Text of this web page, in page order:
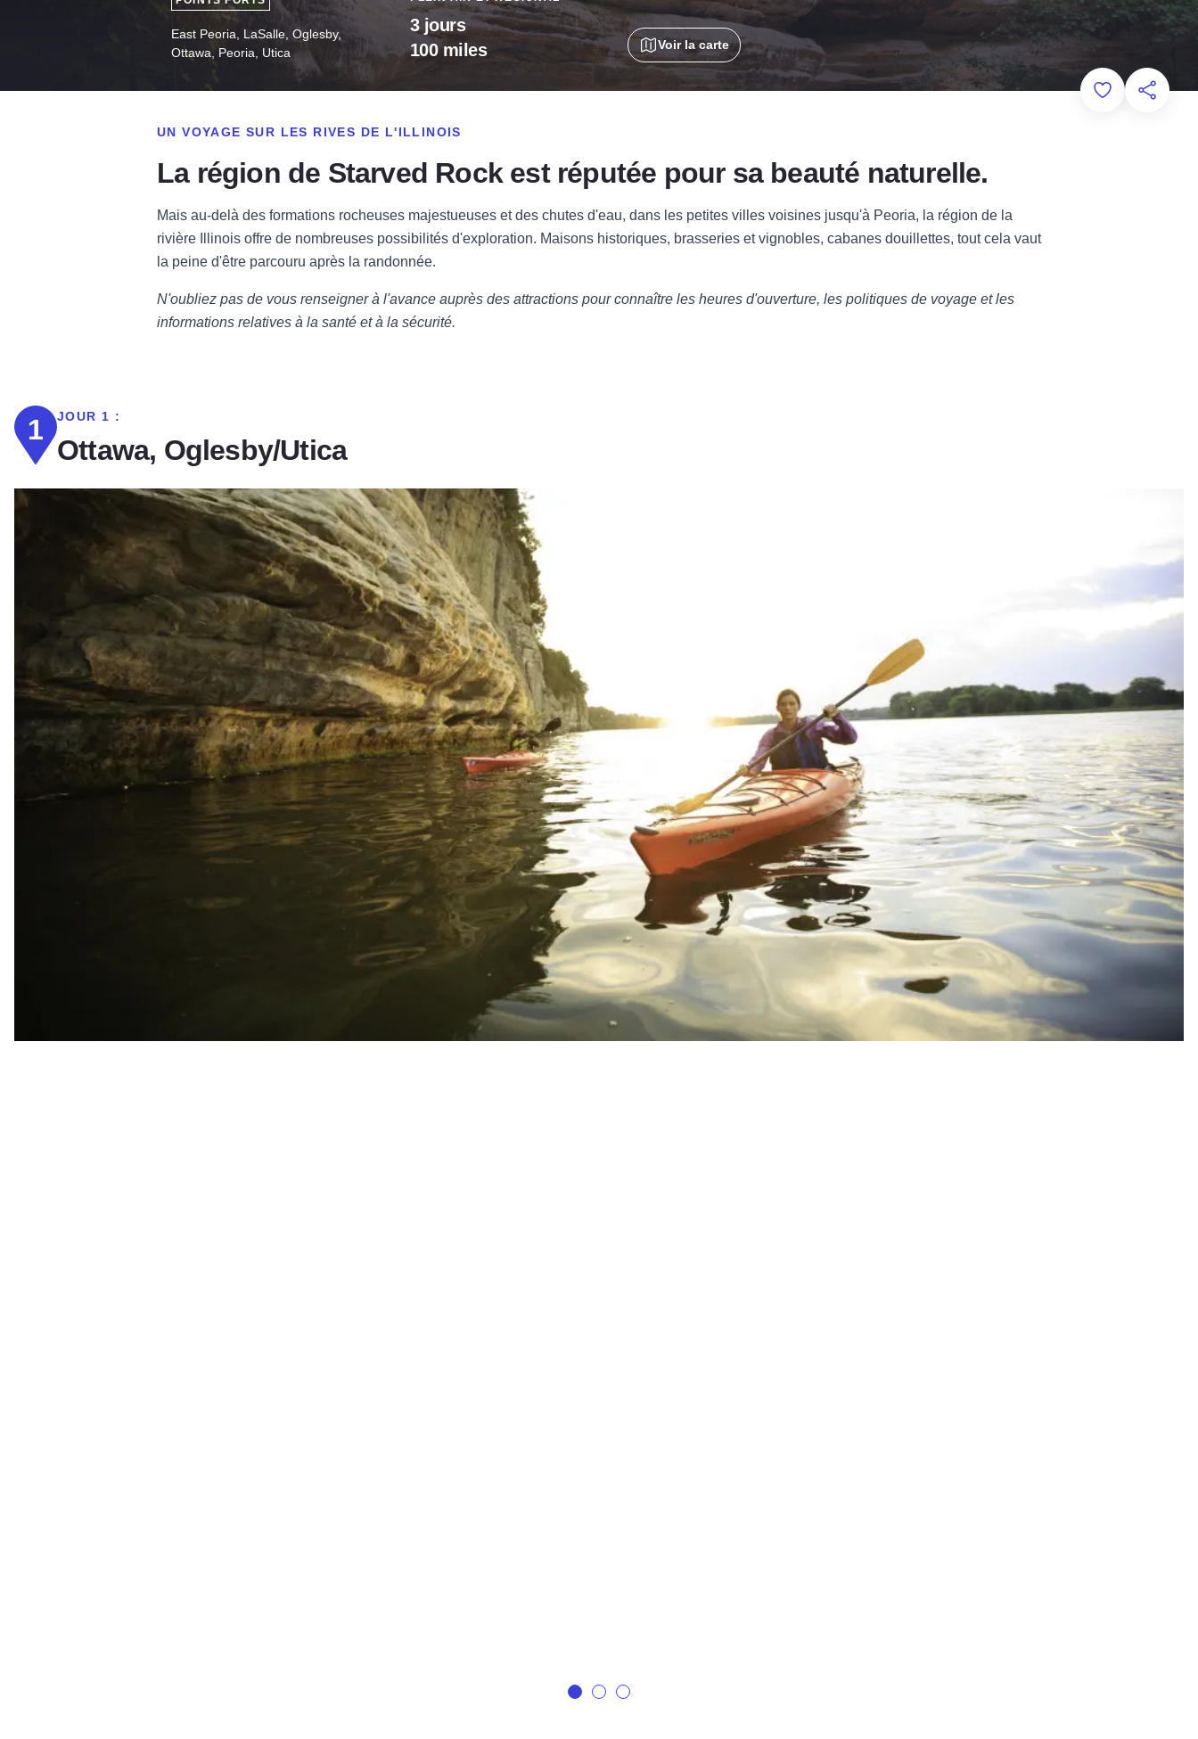
3 jours
100 miles
Add to
East Peoria, LaSalle, Oglesby,
Ottawa, Peoria, Utica
Voir la carte
UN VOYAGE SUR LES RIVES DE L'ILLINOIS
La région de Starved Rock est réputée pour sa beauté naturelle.
Mais au-delà des formations rocheuses majestueuses et des chutes d'eau, dans les petites villes voisines jusqu'à Peoria, la région de la
rivière Illinois offre de nombreuses possibilités d'exploration. Maisons historiques, brasseries et vignobles, cabanes douillettes, tout cela vaut
la peine d'être parcouru après la randonnée.
N'oubliez pas de vous renseigner à l'avance auprès des attractions pour connaître les heures d'ouverture, les politiques de voyage et les
informations relatives à la santé et à la sécurité.
1 JOUR 1 :
Ottawa, Oglesby/Utica